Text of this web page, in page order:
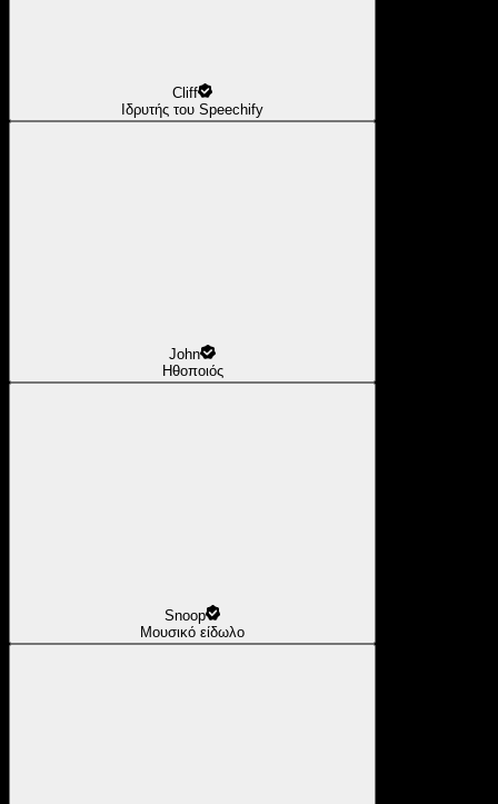
Cliff
Ιδρυτής του Speechify
John
Ηθοποιός
Snoop
Μουσικό είδωλο